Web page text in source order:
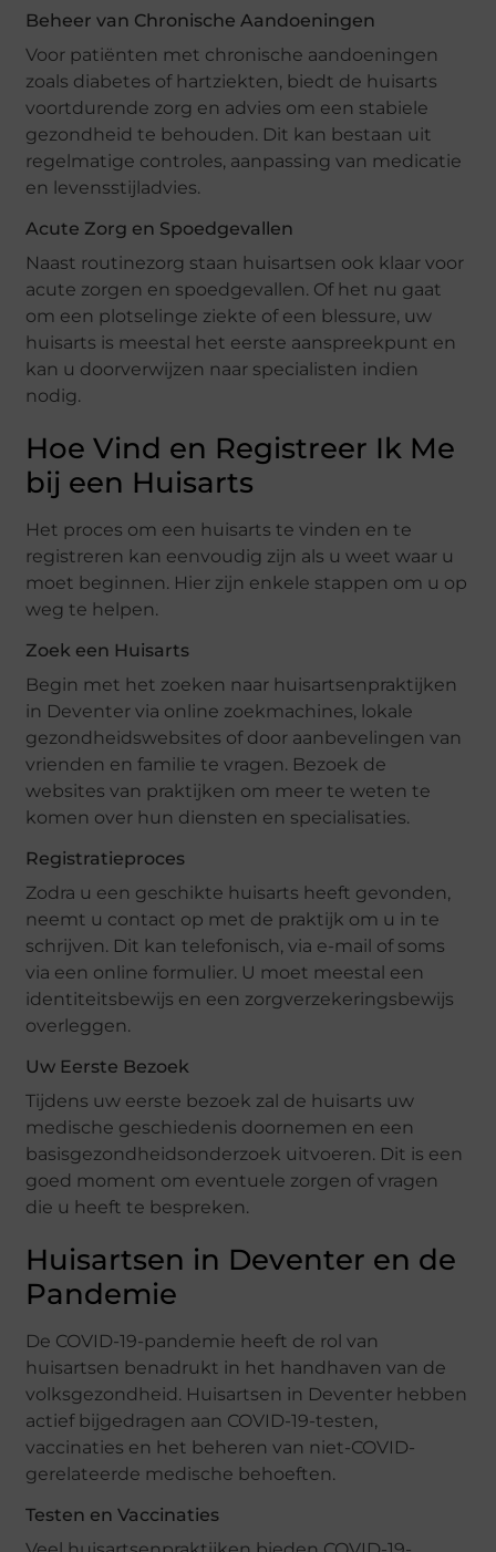
Beheer van Chronische Aandoeningen
Voor patiënten met chronische aandoeningen
zoals diabetes of hartziekten, biedt de huisarts
voortdurende zorg en advies om een stabiele
gezondheid te behouden. Dit kan bestaan uit
regelmatige controles, aanpassing van medicatie
en levensstijladvies.
Acute Zorg en Spoedgevallen
Naast routinezorg staan huisartsen ook klaar voor
acute zorgen en spoedgevallen. Of het nu gaat
om een plotselinge ziekte of een blessure, uw
huisarts is meestal het eerste aanspreekpunt en
kan u doorverwijzen naar specialisten indien
nodig.
Hoe Vind en Registreer Ik Me
bij een Huisarts
Het proces om een huisarts te vinden en te
registreren kan eenvoudig zijn als u weet waar u
moet beginnen. Hier zijn enkele stappen om u op
weg te helpen.
Zoek een Huisarts
Begin met het zoeken naar huisartsenpraktijken
in Deventer via online zoekmachines, lokale
gezondheidswebsites of door aanbevelingen van
vrienden en familie te vragen. Bezoek de
websites van praktijken om meer te weten te
komen over hun diensten en specialisaties.
Registratieproces
Zodra u een geschikte huisarts heeft gevonden,
neemt u contact op met de praktijk om u in te
schrijven. Dit kan telefonisch, via e-mail of soms
via een online formulier. U moet meestal een
identiteitsbewijs en een zorgverzekeringsbewijs
overleggen.
Uw Eerste Bezoek
Tijdens uw eerste bezoek zal de huisarts uw
medische geschiedenis doornemen en een
basisgezondheidsonderzoek uitvoeren. Dit is een
goed moment om eventuele zorgen of vragen
die u heeft te bespreken.
Huisartsen in Deventer en de
Pandemie
De COVID-19-pandemie heeft de rol van
huisartsen benadrukt in het handhaven van de
volksgezondheid. Huisartsen in Deventer hebben
actief bijgedragen aan COVID-19-testen,
vaccinaties en het beheren van niet-COVID-
gerelateerde medische behoeften.
Testen en Vaccinaties